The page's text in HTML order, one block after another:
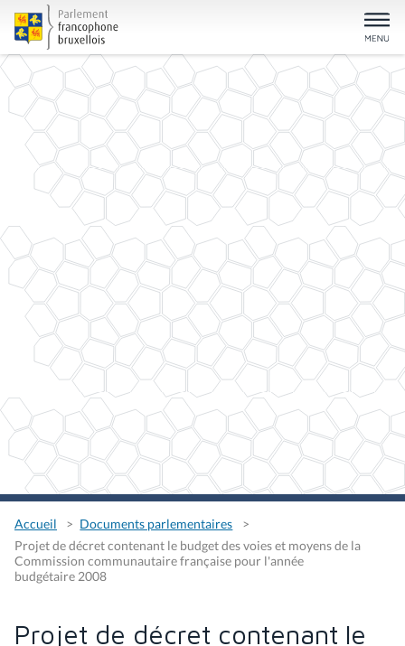
Accueil
Documents parlementaires
Projet de décret contenant le budget des voies et moyens de la
Commission communautaire française pour l'année
budgétaire 2008
Projet de décret contenant le